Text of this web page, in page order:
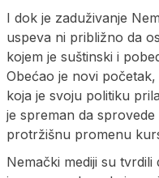
I dok je zaduživanje
uspeva ni približno da
kojem je suštinski i
Obećao je novi
koja je svoju politiku
je spreman da
protržišnu promenu
Nemački mediji su